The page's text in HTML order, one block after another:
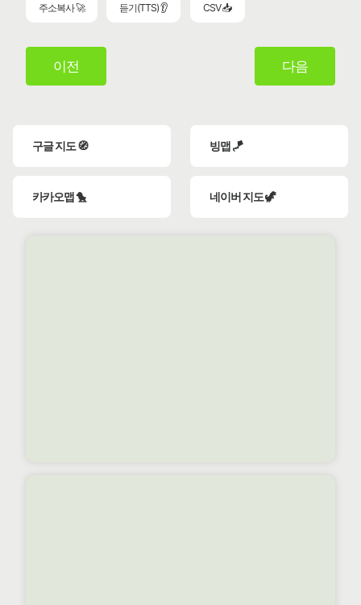
주소복사 🚀 듣기(TTS) 👂 CSV 📥
이전 다음
구글 지도 🧭 빙맵 🪁
카카오맵 🐤 네이버 지도 🦖